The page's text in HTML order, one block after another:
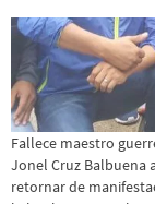
Fallece maestro
Jonel Cruz Balbuena
retornar de